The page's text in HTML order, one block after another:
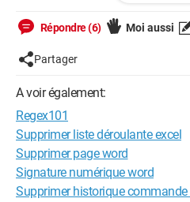
Répondre (6) Moi aussi
Partager
A voir également:
Regex101
Supprimer liste déroulante excel
Supprimer page word
Signature numérique word
Supprimer historique